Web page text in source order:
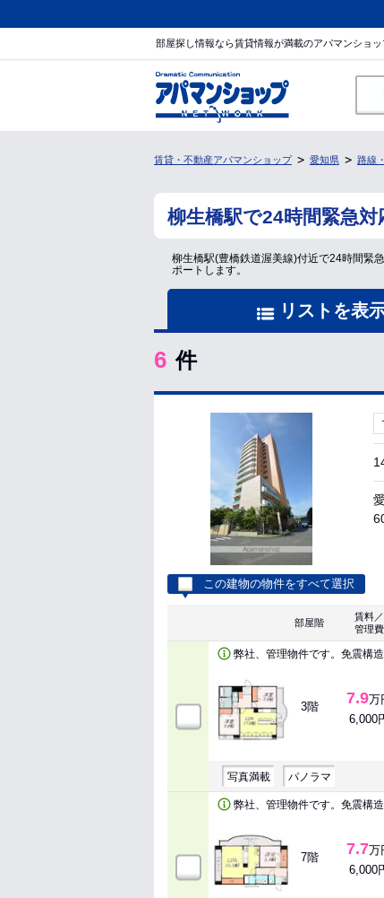
部屋探し情報なら賃貸情報が満載のアパマンショ
賃貸・不動産アパマンショップ 愛知県 路線
柳生橋駅で24時間緊急
柳生橋駅(豊橋鉄道渥美線)付近で24時間緊
ポートします。
リストを表
6 件
この建物の物件をすべて選択
部屋階
賃料／
管理費
弊社、管理物件です。免震構
3階 7.9万
6,000
写真満載 パノラマ
弊社、管理物件です。免震構
7階 7.7万
6,000